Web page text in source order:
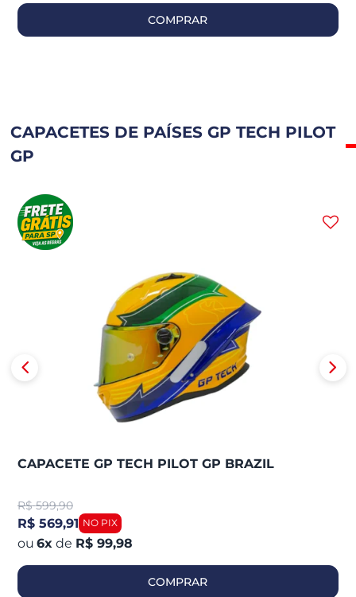
COMPRAR
CAPACETES DE PAÍSES GP TECH PILOT
GP
CAPACETE GP TECH PILOT GP BRAZIL
R$ 599,90
R$ 569,91
6x de R$ 99,98
COMPRAR